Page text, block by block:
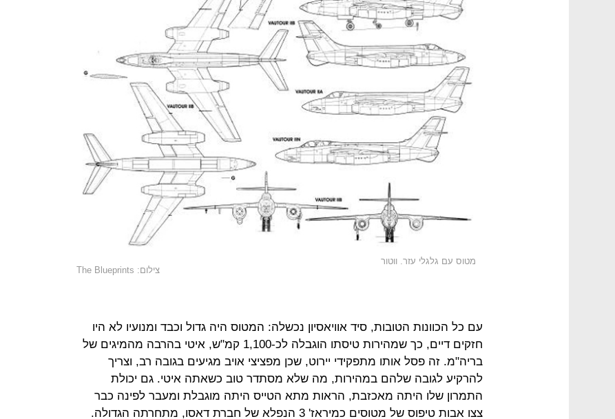
מטוס עם גלגלי עזר. ווטור
צילום: The Blueprints
עם כל הכוונות הטובות, סיד אוויאסיון נכשלה: המטוס היה גדול וכבד ומנועיו לא היו
חזקים דיים, כך שמהירות טיסתו הוגבלה לכ-1,100 קמ"ש, איטי בהרבה מהמיגים של
בריה"מ. זה פסל אותו מתפקידי יירוט, שכן מפציצי אויב מגיעים בגובה רב, וצריך
להרקיע לגובה שלהם במהירות, מה שלא מסתדר טוב כשאתה איטי. גם יכולת
התמרון שלו היתה מאכזבת, הראות מתא הטייס היתה מוגבלת ומעבר לפינה כבר
צצו אבות טיפוס של מטוסים כמיראז' 3 הנפלא של חברת דאסו, מתחרתה הגדולה.